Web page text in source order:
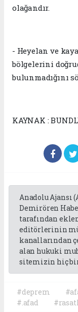
olağandır.
- Heyelan ve
bölgelerini
bulunmadığını
KAYNAK :
Anadolu Ajansı
Demirören
tarafından
editörlerinin
kanallarından
alan hukuki
sitemizin hiç bir
#deprem
#.afad